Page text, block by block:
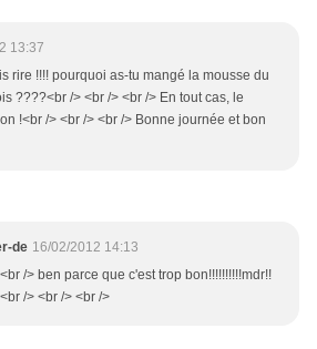
13:37
rire !!!! pourquoi as-tu mangé la mousse du
????<br /> <br /> <br /> En tout cas, le
!<br /> <br /> <br /> Bonne journée et bon
de 16/02/2012 14:13
/> ben parce que c'est trop bon!!!!!!!!!!mdr!!
/> <br /> <br />